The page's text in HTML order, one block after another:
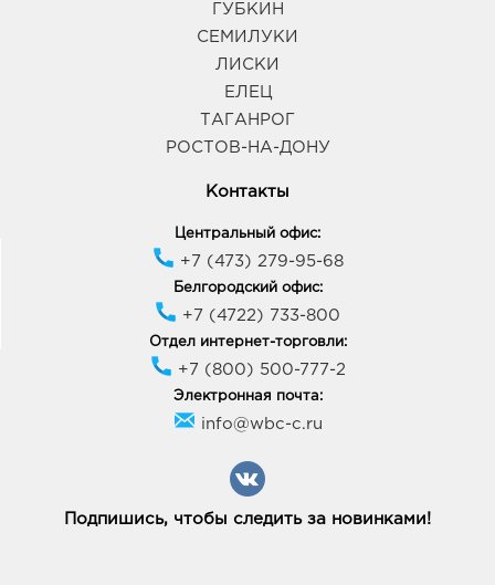
ГУБКИН
СЕМИЛУКИ
ЛИСКИ
ЕЛЕЦ
ТАГАНРОГ
РОСТОВ-НА-ДОНУ
Контакты
Центральный офис:
+7 (473) 279-95-68
Белгородский офис:
+7 (4722) 733-800
Отдел интернет-торговли:
+7 (800) 500-777-2
Электронная почта:
info@wbc-c.ru
Подпишись, чтобы следить за новинками!